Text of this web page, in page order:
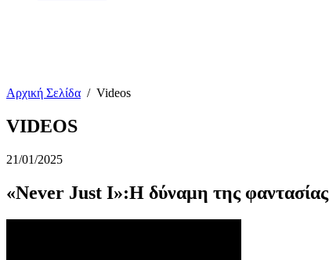
Αρχική Σελίδα / Videos
VIDEOS
21/01/2025
«Never Just I»:Η δύναμη της φαντασίας